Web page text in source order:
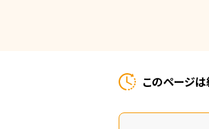
このページは